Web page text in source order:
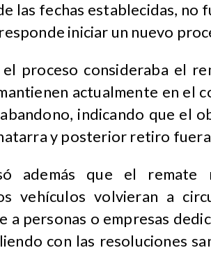
las fechas establecidas, no
iniciar un nuevo
el proceso consideraba el
actualmente en el
indicando que el
y posterior retiro
además que el remate
vehículos volvieran a
a personas o empresas
con las resoluciones